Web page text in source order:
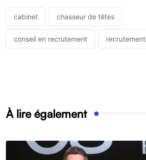
cabinet chasseur de têtes
conseil en recrutement recrutement
À lire également